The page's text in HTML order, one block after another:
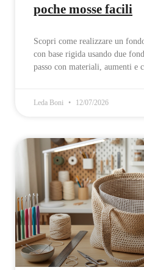
poche mosse facili
Scopri come realizzare un
con base rigida usando due
passo con materiali, aumenti e
Leda Boni 12/07/2026